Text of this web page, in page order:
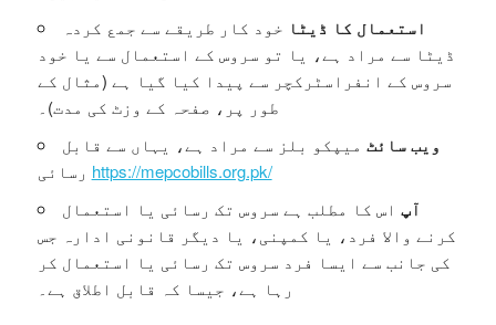
استعمال کا ڈیٹا خود کار طریقے سے جمع کردہ
ڈیٹا سے مراد ہے، یا تو سروس کے استعمال سے یا خود
سروس کے انفراسٹرکچر سے پیدا کیا گیا ہے (مثال کے
طور پر، صفحہ کے وزٹ کی مدت)۔
ویب سائٹ میپکو بلز سے مراد ہے، یہاں سے قابل
https://mepcobills.org.pk/
آپ اس کا مطلب ہے سروس تک رسائی یا استعمال
کرنے والا فرد، یا کمپنی، یا دیگر قانونی ادارہ جس
کی جانب سے ایسا فرد سروس تک رسائی یا استعمال کر
رہا ہے، جیسا کہ قابل اطلاق ہے۔